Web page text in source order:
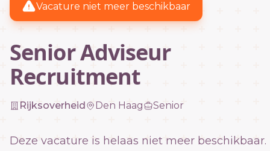
Vacature niet meer beschikbaar
Senior Adviseur
Recruitment
Rijksoverheid Den Haag Senior
Deze vacature is helaas niet meer beschikbaar.